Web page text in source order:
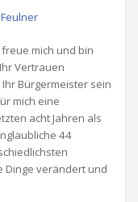
mich und bin
Vertrauen
Bürgermeister sein
mich eine
acht Jahren als
44
Dinge verändert und